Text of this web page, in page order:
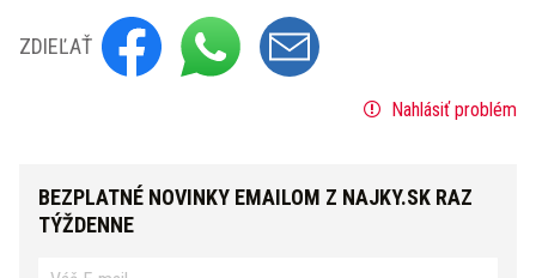
ZDIEĽAŤ
Nahlásiť problém
BEZPLATNÉ NOVINKY EMAILOM Z NAJKY.SK RAZ
TÝŽDENNE